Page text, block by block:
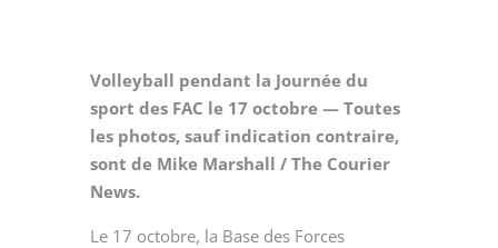
Volleyball pendant la Journée du
sport des FAC le 17 octobre — Toutes
les photos, sauf indication contraire,
sont de Mike Marshall / The Courier
News.
Le 17 octobre, la Base des Forces